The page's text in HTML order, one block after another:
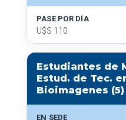
PASE POR DÍA
U$S 110
Estudiantes de
Estud. de Tec.
Bioimagenes (5)
EN SEDE